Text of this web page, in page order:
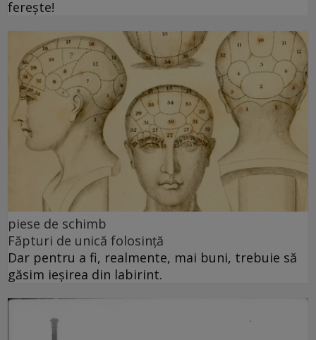
ferește!
piese de schimb
Făpturi de unică folosință
Dar pentru a fi, realmente, mai buni, trebuie să
găsim ieșirea din labirint.